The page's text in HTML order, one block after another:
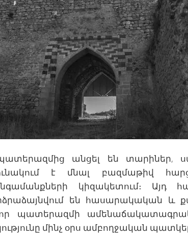
անցել են տարիներ,
է մնալ բազմաթիվ
կիզակետում։ Այդ
են հասարակական և
որ պատերազմի
մինչ օրս ամբողջական պատկեր